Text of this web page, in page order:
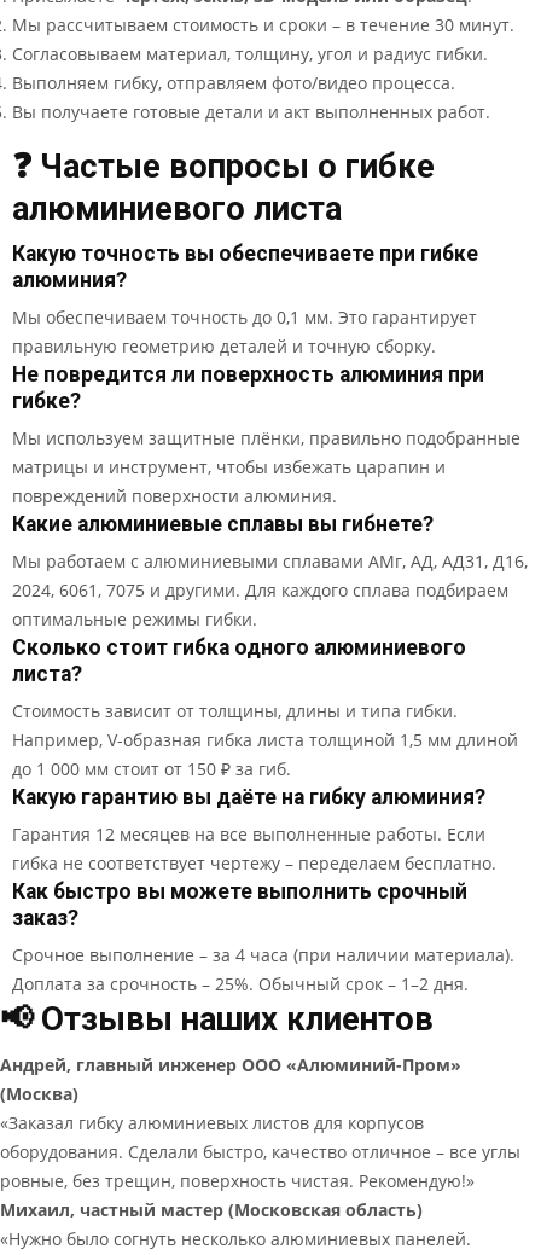
Мы рассчитываем стоимость и сроки – в течение 30 минут.
Согласовываем материал, толщину, угол и радиус гибки.
Выполняем гибку, отправляем фото/видео процесса.
Вы получаете готовые детали и акт выполненных работ.
❓ Частые вопросы о гибке
алюминиевого листа
Какую точность вы обеспечиваете при гибке
алюминия?
Мы обеспечиваем точность до 0,1 мм. Это гарантирует
правильную геометрию деталей и точную сборку.
Не повредится ли поверхность алюминия при
гибке?
Мы используем защитные плёнки, правильно подобранные
матрицы и инструмент, чтобы избежать царапин и
повреждений поверхности алюминия.
Какие алюминиевые сплавы вы гибнете?
Мы работаем с алюминиевыми сплавами АМг, АД, АД31, Д16,
2024, 6061, 7075 и другими. Для каждого сплава подбираем
оптимальные режимы гибки.
Сколько стоит гибка одного алюминиевого
листа?
Стоимость зависит от толщины, длины и типа гибки.
Например, V-образная гибка листа толщиной 1,5 мм длиной
до 1 000 мм стоит от 150 ₽ за гиб.
Какую гарантию вы даёте на гибку алюминия?
Гарантия 12 месяцев на все выполненные работы. Если
гибка не соответствует чертежу – переделаем бесплатно.
Как быстро вы можете выполнить срочный
заказ?
Срочное выполнение – за 4 часа (при наличии материала).
Доплата за срочность – 25%. Обычный срок – 1–2 дня.
📢 Отзывы наших клиентов
Андрей, главный инженер ООО «Алюминий-Пром»
(Москва)
«Заказал гибку алюминиевых листов для корпусов
оборудования. Сделали быстро, качество отличное – все углы
ровные, без трещин, поверхность чистая. Рекомендую!»
Михаил, частный мастер (Московская область)
«Нужно было согнуть несколько алюминиевых панелей.